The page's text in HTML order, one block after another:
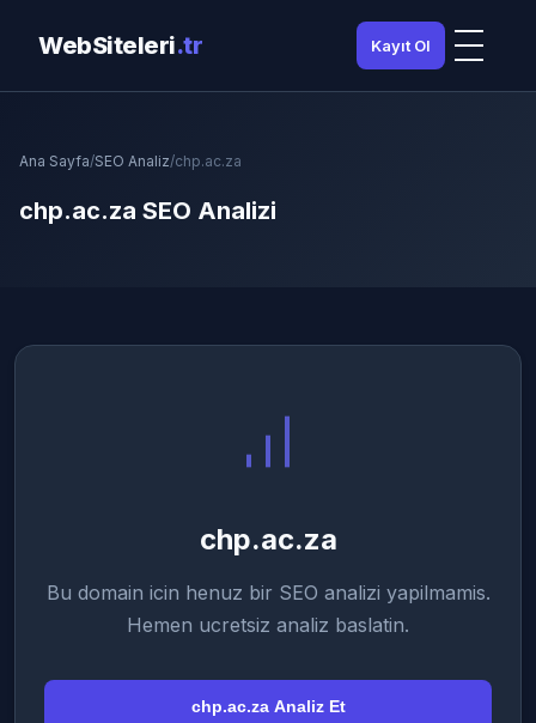
WebSiteleri.tr Kayıt Ol
Ana Sayfa/SEO Analiz/chp.ac.za
chp.ac.za SEO Analizi
chp.ac.za
Bu domain icin henuz bir SEO analizi yapilmamis.
Hemen ucretsiz analiz baslatin.
chp.ac.za Analiz Et